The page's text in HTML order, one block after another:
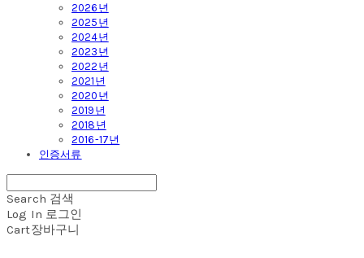
2026년
2025년
2024년
2023년
2022년
2021년
2020년
2019년
2018년
2016-17년
인증서류
Search 검색
Log In 로그인
Cart장바구니